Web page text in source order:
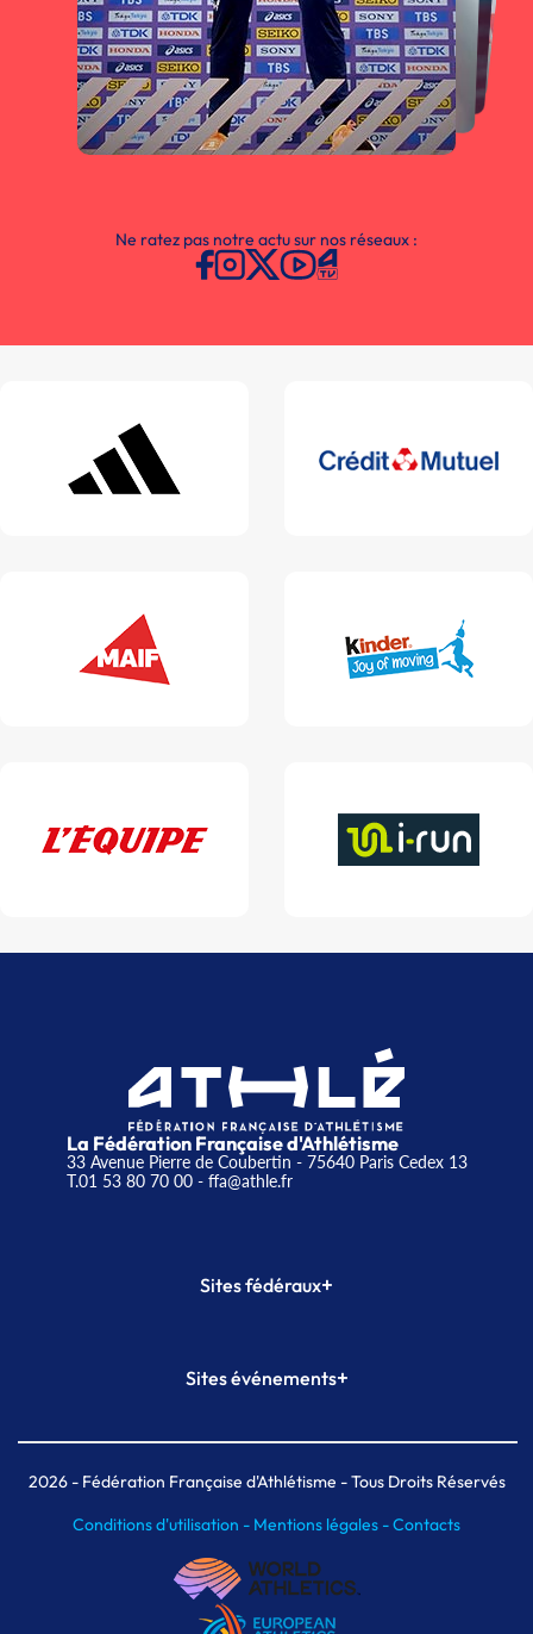
Ne ratez pas notre actu sur nos réseaux :
La Fédération Française d'Athlétisme
33 Avenue Pierre de Coubertin - 75640 Paris Cedex 13
T.01 53 80 70 00- ffa@athle.fr
Sites fédéraux+
Plateforme Formation
Sites événements+
Meeting de Paris indoor
MAIF Ekiden de Paris
2026- Fédération Française d'Athlétisme - Tous Droits Réservés
Conditions d'utilisation - Mentions légales -Contacts